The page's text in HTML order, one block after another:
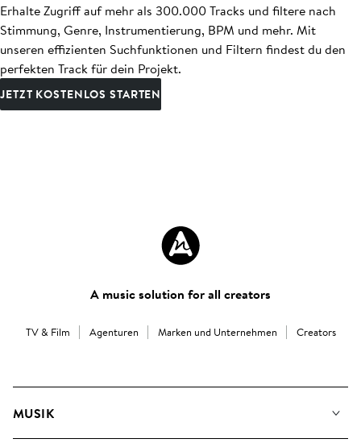
Erhalte Zugriff auf mehr als 300.000 Tracks und filtere nach
Stimmung, Genre, Instrumentierung, BPM und mehr. Mit
unseren effizienten Suchfunktionen und Filtern findest du den
perfekten Track für dein Projekt.
JETZT KOSTENLOS STARTEN
A music solution for all creators
TV & Film Agenturen Marken und Unternehmen Creators
MUSIK